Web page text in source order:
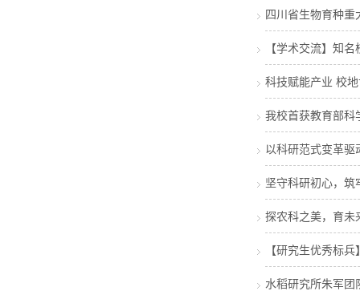
四川省生物育种重
【学术交流】知
科技赋能产业 校
我校首获教育部科
以科研范式变革
坚守科研初心，
探农科之美，育
【研究生优秀标
水稻研究所朱军团